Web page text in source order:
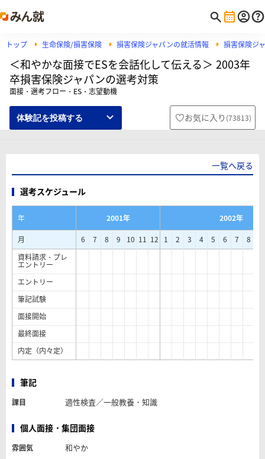
トップ 生命保険/損害保険 損害保険ジャパンの就活情報 損害保険ジ
＜和やかな面接でESを会話化して伝える＞ 2003年
卒損害保険ジャパンの選考対策
面接・選考フロー・ES・志望動機
体験記を投稿する お気に入り (73813)
一覧へ戻る
選考スケジュール
年 2001年
2002年
月
6 7 8 9 10 11 12 1 2 3 4 5 6 7 8
資料請求・プレ
エントリー
エントリー
筆記試験
面接開始
最終面接
内定（内々定）
筆記
課目 適性検査／一般教養・知識
個人面接・集団面接
雰囲気 和やか